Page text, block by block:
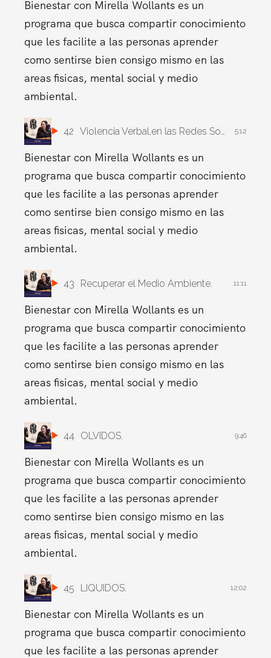
Bienestar con Mirella Wollants es un
programa que busca compartir conocimiento
que les facilite a las personas aprender
como sentirse bien consigo mismo en las
areas fisicas, mental social y medio
ambiental.
42 5:12
Bienestar con Mirella Wollants es un
programa que busca compartir conocimiento
que les facilite a las personas aprender
como sentirse bien consigo mismo en las
areas fisicas, mental social y medio
ambiental.
43 Recuperar el Medio Ambiente. 11:11
Bienestar con Mirella Wollants es un
programa que busca compartir conocimiento
que les facilite a las personas aprender
como sentirse bien consigo mismo en las
areas fisicas, mental social y medio
ambiental.
44 OLVIDOS. 9:46
Bienestar con Mirella Wollants es un
programa que busca compartir conocimiento
que les facilite a las personas aprender
como sentirse bien consigo mismo en las
areas fisicas, mental social y medio
ambiental.
45 LIQUIDOS. 12:02
Bienestar con Mirella Wollants es un
programa que busca compartir conocimiento
que les facilite a las personas aprender